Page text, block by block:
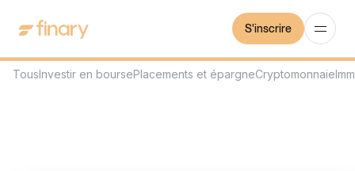
S'inscrire
TousInvestir en boursePlacements et épargneCryptomonnaie